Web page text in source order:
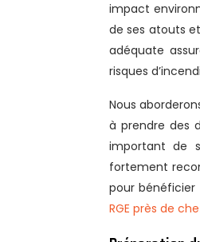
impact
de ses atouts
adéquate
risques
Nous
à prendre des
important de
fortement
pour
RGE près de